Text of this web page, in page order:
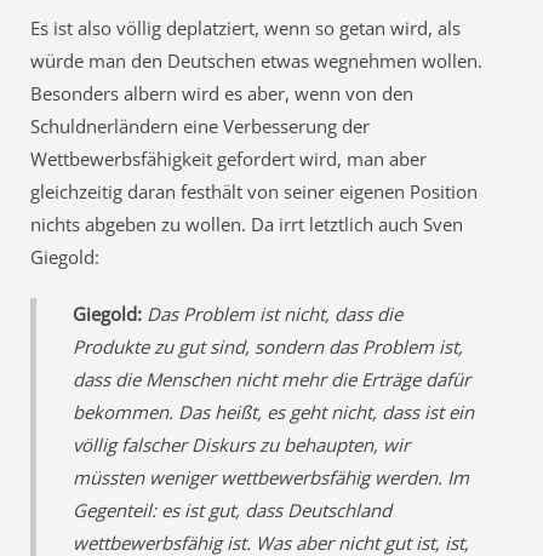
Es ist also völlig deplatziert, wenn so getan wird, als
würde man den Deutschen etwas wegnehmen wollen.
Besonders albern wird es aber, wenn von den
Schuldnerländern eine Verbesserung der
Wettbewerbsfähigkeit gefordert wird, man aber
gleichzeitig daran festhält von seiner eigenen Position
nichts abgeben zu wollen. Da irrt letztlich auch Sven
Giegold:
Giegold: Das Problem ist nicht, dass die
Produkte zu gut sind, sondern das Problem ist,
dass die Menschen nicht mehr die Erträge dafür
bekommen. Das heißt, es geht nicht, dass ist ein
völlig falscher Diskurs zu behaupten, wir
müssten weniger wettbewerbsfähig werden. Im
Gegenteil: es ist gut, dass Deutschland
wettbewerbsfähig ist. Was aber nicht gut ist, ist,